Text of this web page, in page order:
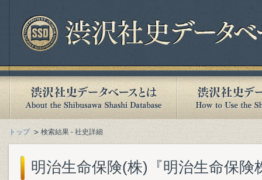
トップ 検索結果 - 社史詳細
明治生命保険(株)『明治生命保険